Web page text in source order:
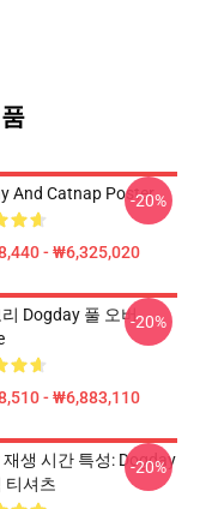
And Catnap Poster
- ₩6,325,020
-20%
Dogday 풀 오버
- ₩6,883,110
-20%
재생 시간 특성: Dogday
티셔츠
-20%